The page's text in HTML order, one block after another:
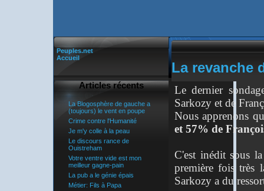
Peuples.net
Accueil
Articles récents
La Blogosphère de gauche a
(toujours) le vent en poupe
Crime contre l'Humanité
Je m'y colle à la peau
Le discours rance de
Ouistreham
Votre ventre vide est mon
meilleur gagne-pain
La pub a le génie épais
Métier: Fils à Papa
La revanche
Le dernier
Sarkozy et de
Nous apprenons
et 57% de
C'est inédit sous
première fois très
Sarkozy a du